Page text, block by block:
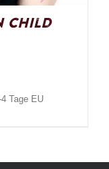
Child
Tage EU